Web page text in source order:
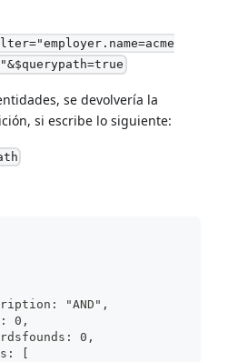
se devolvería la
si escribe lo siguiente:
"AND",
0,
0,
[